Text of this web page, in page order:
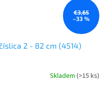
€3,65
–33 %
2 - 82 cm (4514)
Skladem (>15 ks)